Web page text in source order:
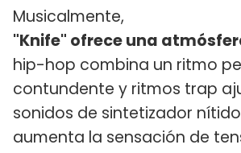
Musicalmente,
"Knife" ofrece una
hip-hop combina un ritmo
contundente y ritmos trap
sonidos de sintetizador
aumenta la sensación de